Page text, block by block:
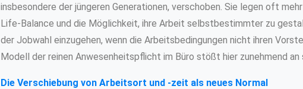
insbesondere der jüngeren Generationen, verschoben. Sie legen oft
Life-Balance und die Möglichkeit, ihre Arbeit selbstbestimmter zu
der Jobwahl einzugehen, wenn die Arbeitsbedingungen nicht ihren
Modell der reinen Anwesenheitspflicht im Büro stößt hier zunehmend an
Die Verschiebung von Arbeitsort und -zeit als neues Normal